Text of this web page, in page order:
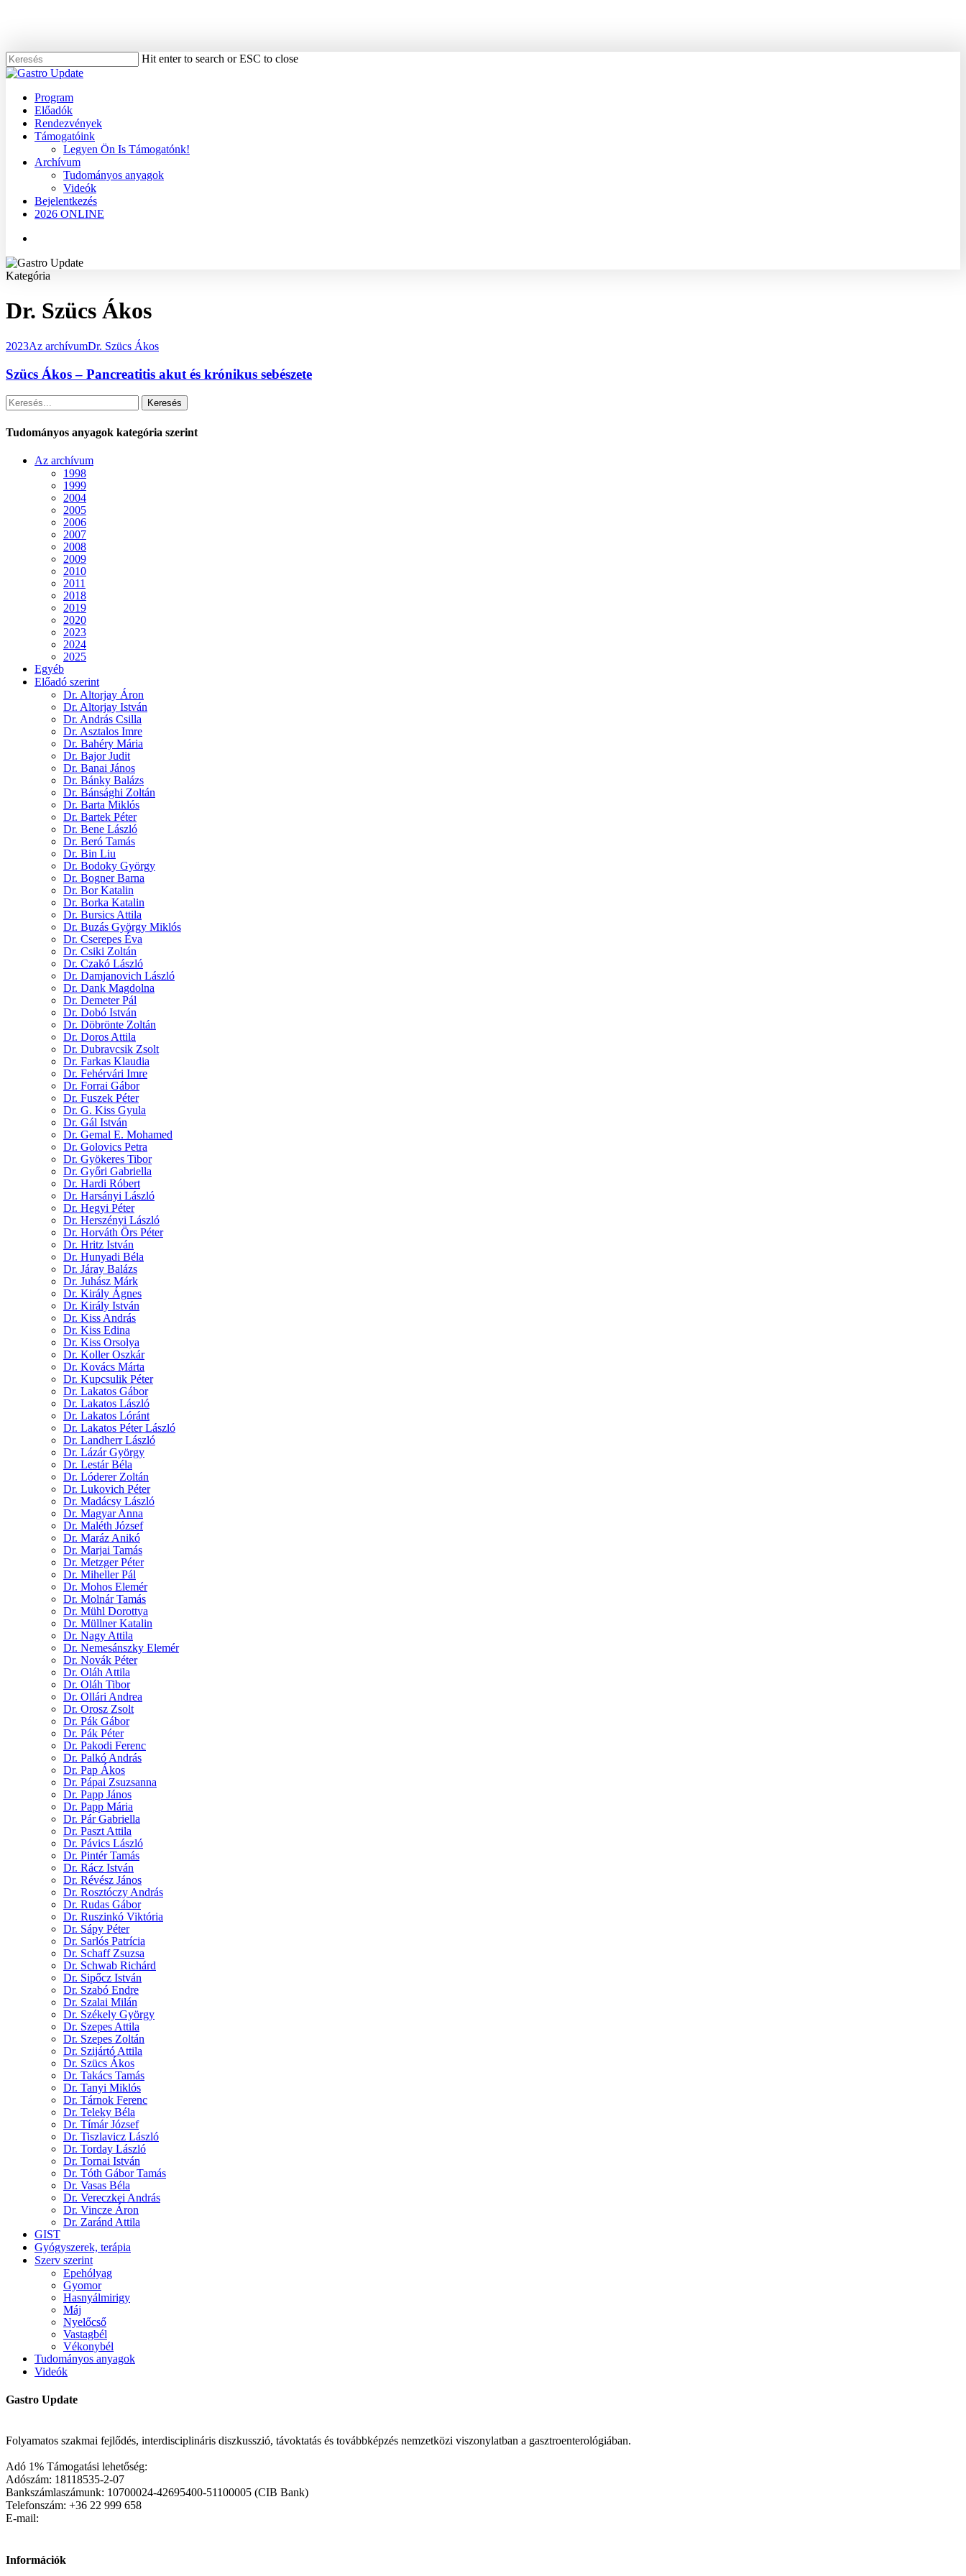
content
Hit enter to search or ESC to close
Close
Menu
Program
Előadók
Rendezvények
Támogatóink
Legyen Ön Is Támogatónk!
Archívum
Tudományos anyagok
Videók
Bejelentkezés
2026 ONLINE
Kategória
Dr. Szücs Ákos
2023Az archívumDr. Szücs Ákos
Szücs Ákos – Pancreatitis akut és krónikus sebészete
Keresés
Tudományos anyagok kategória szerint
Az archívum
1998
1999
2004
2005
2006
2007
2008
2009
2010
2011
2018
2019
2020
2023
2024
2025
Egyéb
Előadó szerint
Dr. Altorjay Áron
Dr. Altorjay István
Dr. András Csilla
Dr. Asztalos Imre
Dr. Bahéry Mária
Dr. Bajor Judit
Dr. Banai János
Dr. Bánky Balázs
Dr. Bánsághi Zoltán
Dr. Barta Miklós
Dr. Bartek Péter
Dr. Bene László
Dr. Beró Tamás
Dr. Bin Liu
Dr. Bodoky György
Dr. Bogner Barna
Dr. Bor Katalin
Dr. Borka Katalin
Dr. Bursics Attila
Dr. Buzás György Miklós
Dr. Cserepes Éva
Dr. Csiki Zoltán
Dr. Czakó László
Dr. Damjanovich László
Dr. Dank Magdolna
Dr. Demeter Pál
Dr. Dobó István
Dr. Döbrönte Zoltán
Dr. Doros Attila
Dr. Dubravcsik Zsolt
Dr. Farkas Klaudia
Dr. Fehérvári Imre
Dr. Forrai Gábor
Dr. Fuszek Péter
Dr. G. Kiss Gyula
Dr. Gál István
Dr. Gemal E. Mohamed
Dr. Golovics Petra
Dr. Gyökeres Tibor
Dr. Győri Gabriella
Dr. Hardi Róbert
Dr. Harsányi László
Dr. Hegyi Péter
Dr. Herszényi László
Dr. Horváth Örs Péter
Dr. Hritz István
Dr. Hunyadi Béla
Dr. Járay Balázs
Dr. Juhász Márk
Dr. Király Ágnes
Dr. Király István
Dr. Kiss András
Dr. Kiss Edina
Dr. Kiss Orsolya
Dr. Koller Oszkár
Dr. Kovács Márta
Dr. Kupcsulik Péter
Dr. Lakatos Gábor
Dr. Lakatos László
Dr. Lakatos Lóránt
Dr. Lakatos Péter László
Dr. Landherr László
Dr. Lázár György
Dr. Lestár Béla
Dr. Lóderer Zoltán
Dr. Lukovich Péter
Dr. Madácsy László
Dr. Magyar Anna
Dr. Maléth József
Dr. Maráz Anikó
Dr. Marjai Tamás
Dr. Metzger Péter
Dr. Miheller Pál
Dr. Mohos Elemér
Dr. Molnár Tamás
Dr. Mühl Dorottya
Dr. Müllner Katalin
Dr. Nagy Attila
Dr. Nemesánszky Elemér
Dr. Novák Péter
Dr. Oláh Attila
Dr. Oláh Tibor
Dr. Ollári Andrea
Dr. Orosz Zsolt
Dr. Pák Gábor
Dr. Pák Péter
Dr. Pakodi Ferenc
Dr. Palkó András
Dr. Pap Ákos
Dr. Pápai Zsuzsanna
Dr. Papp János
Dr. Papp Mária
Dr. Pár Gabriella
Dr. Paszt Attila
Dr. Pávics László
Dr. Pintér Tamás
Dr. Rácz István
Dr. Révész János
Dr. Rosztóczy András
Dr. Rudas Gábor
Dr. Ruszinkó Viktória
Dr. Sápy Péter
Dr. Sarlós Patrícia
Dr. Schaff Zsuzsa
Dr. Schwab Richárd
Dr. Sipőcz István
Dr. Szabó Endre
Dr. Szalai Milán
Dr. Székely György
Dr. Szepes Attila
Dr. Szepes Zoltán
Dr. Szijártó Attila
Dr. Szücs Ákos
Dr. Takács Tamás
Dr. Tanyi Miklós
Dr. Tárnok Ferenc
Dr. Teleky Béla
Dr. Tímár József
Dr. Tiszlavicz László
Dr. Torday László
Dr. Tornai István
Dr. Tóth Gábor Tamás
Dr. Vasas Béla
Dr. Vereczkei András
Dr. Vincze Áron
Dr. Zaránd Attila
GIST
Gyógyszerek, terápia
Szerv szerint
Epehólyag
Gyomor
Hasnyálmirigy
Máj
Nyelőcső
Vastagbél
Vékonybél
Tudományos anyagok
Videók
Gastro Update
Folyamatos szakmai fejlődés, interdisciplináris diszkusszió, távoktatás és továbbképzés nemzetközi viszonylatban a gasztroenterológiában.
Adó 1% Támogatási lehetőség:
Adószám: 18118535-2-07
Bankszámlaszámunk: 10700024-42695400-51100005 (CIB Bank)
Telefonszám: +36 22 999 658
E-mail:
Információk